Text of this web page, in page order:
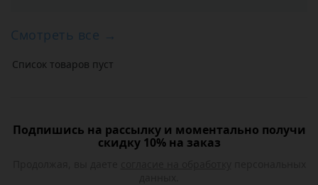
Смотреть все →
Список товаров пуст
Подпишись на рассылку и моментально получи
скидку 10% на заказ